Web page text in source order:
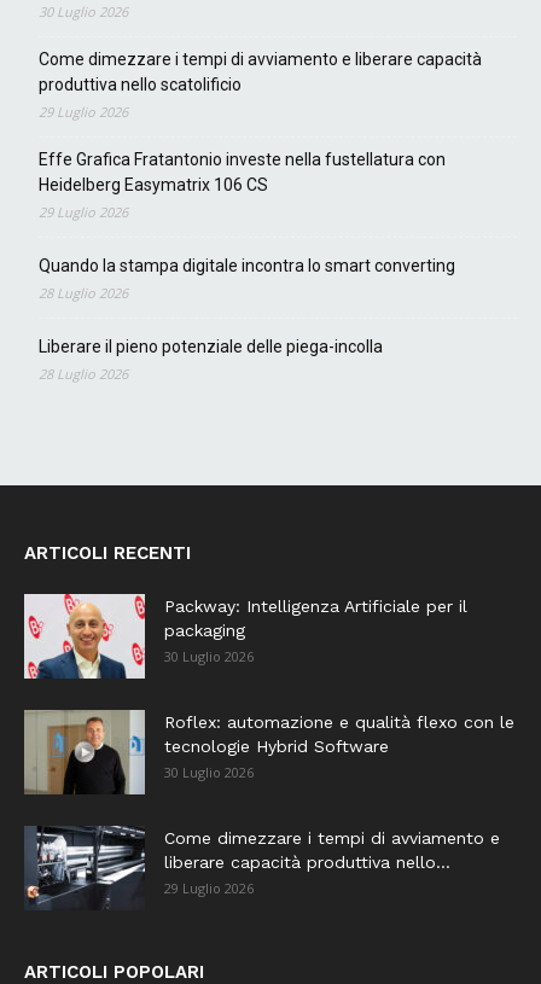
30 Luglio 2026
Come dimezzare i tempi di avviamento e liberare capacità
produttiva nello scatolificio
29 Luglio 2026
Effe Grafica Fratantonio investe nella fustellatura con
Heidelberg Easymatrix 106 CS
29 Luglio 2026
Quando la stampa digitale incontra lo smart converting
28 Luglio 2026
Liberare il pieno potenziale delle piega-incolla
28 Luglio 2026
ARTICOLI RECENTI
Packway: Intelligenza Artificiale per il
packaging
30 Luglio 2026
Roflex: automazione e qualità flexo con le
tecnologie Hybrid Software
30 Luglio 2026
Come dimezzare i tempi di avviamento e
liberare capacità produttiva nello...
29 Luglio 2026
ARTICOLI POPOLARI